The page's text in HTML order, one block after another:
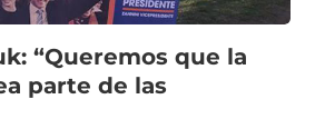
“Queremos que la
parte de las